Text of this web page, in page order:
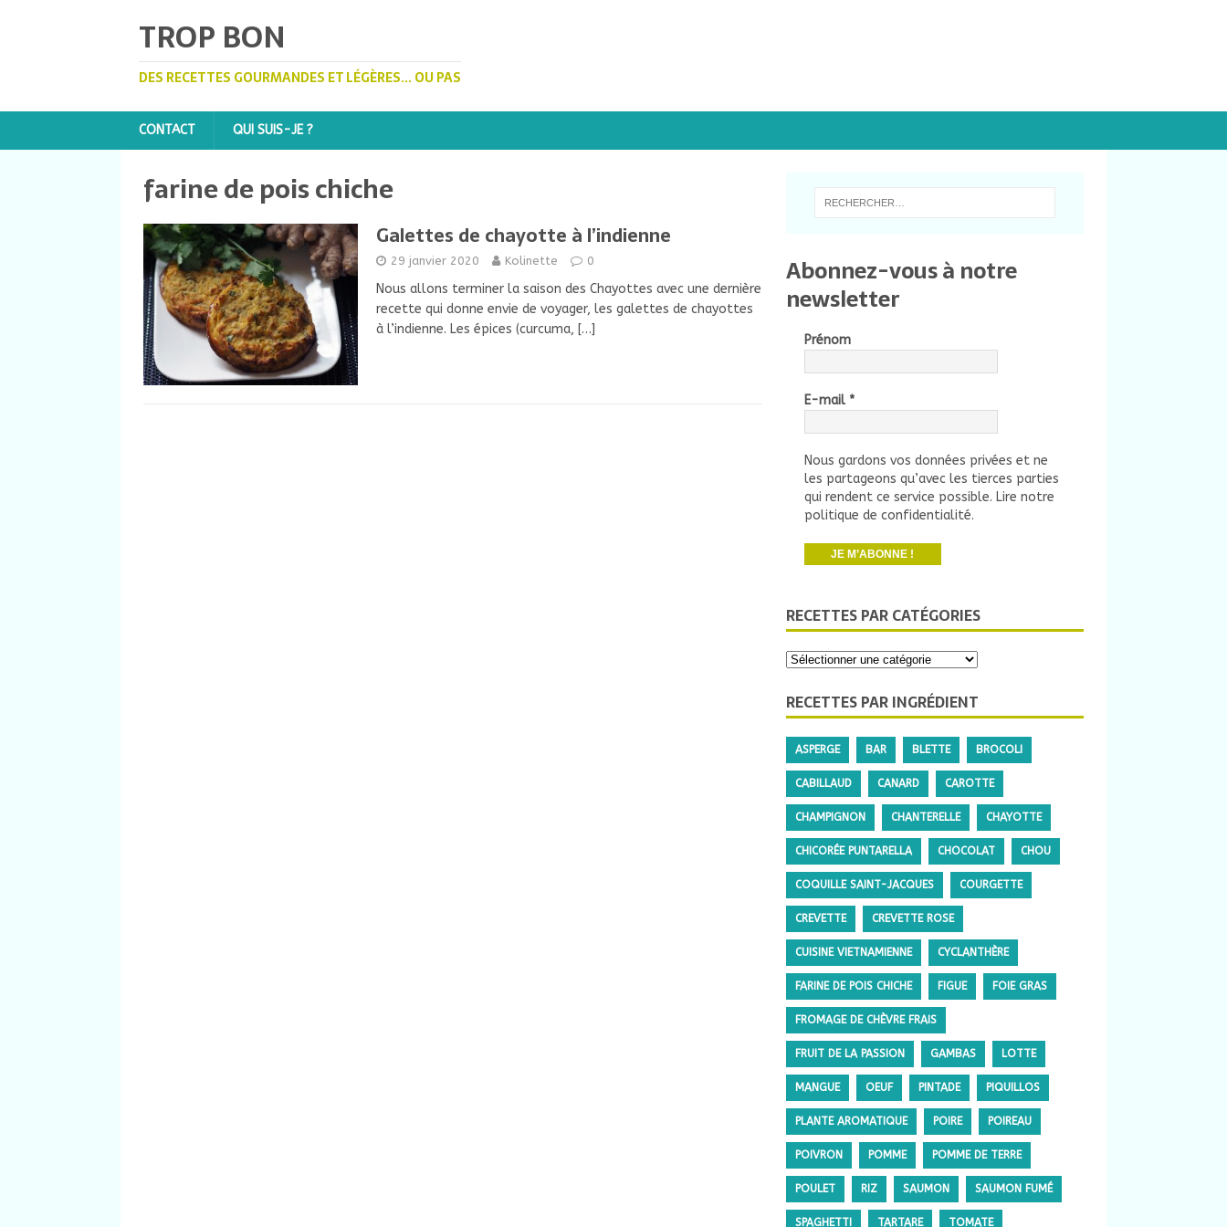
TROP BON
DES RECETTES GOURMANDES ET LÉGÈRES... OU PAS
CONTACT QUI SUIS-JE ?
farine de pois chiche
Galettes de chayotte à l’indienne
29 janvier 2020 Kolinette 0
Nous allons terminer la saison des Chayottes avec une dernière
recette qui donne envie de voyager, les galettes de chayottes
à l’indienne. Les épices (curcuma, […]
Abonnez-vous à notre
newsletter
Prénom
E-mail *
Nous gardons vos données privées et ne
les partageons qu’avec les tierces parties
qui rendent ce service possible. Lire notre
politique de confidentialité.
RECETTES PAR CATÉGORIES
RECETTES PAR INGRÉDIENT
ASPERGE BAR BLETTE BROCOLI
CABILLAUD CANARD CAROTTE
CHAMPIGNON CHANTERELLE CHAYOTTE
CHICORÉE PUNTARELLA CHOCOLAT CHOU
COQUILLE SAINT-JACQUES COURGETTE
CREVETTE CREVETTE ROSE
CUISINE VIETNAMIENNE CYCLANTHÈRE
FARINE DE POIS CHICHE FIGUE FOIE GRAS
FROMAGE DE CHÈVRE FRAIS
FRUIT DE LA PASSION GAMBAS LOTTE
MANGUE OEUF PINTADE PIQUILLOS
PLANTE AROMATIQUE POIRE POIREAU
POIVRON POMME POMME DE TERRE
POULET RIZ SAUMON SAUMON FUMÉ
SPAGHETTI TARTARE TOMATE